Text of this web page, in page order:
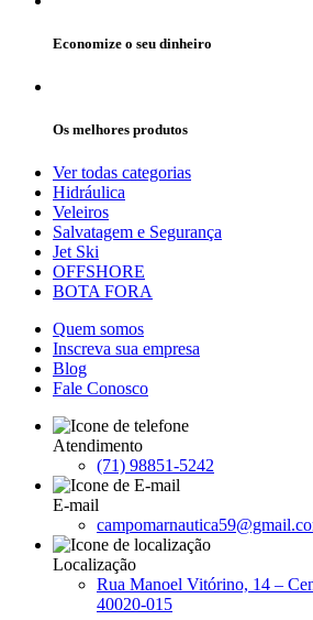
Economize o seu dinheiro
Os melhores produtos
Ver todas categorias
Hidráulica
Veleiros
Salvatagem e Segurança
Jet Ski
OFFSHORE
BOTA FORA
Quem somos
Inscreva sua empresa
Blog
Fale Conosco
Atendimento
(71) 98851-5242
E-mail
Localização
Rua Manoel Vitórino, 14 –
40020-015